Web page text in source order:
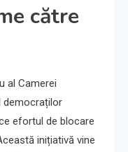
către
al Camerei
democraților
efortul de blocare
inițiativă vine